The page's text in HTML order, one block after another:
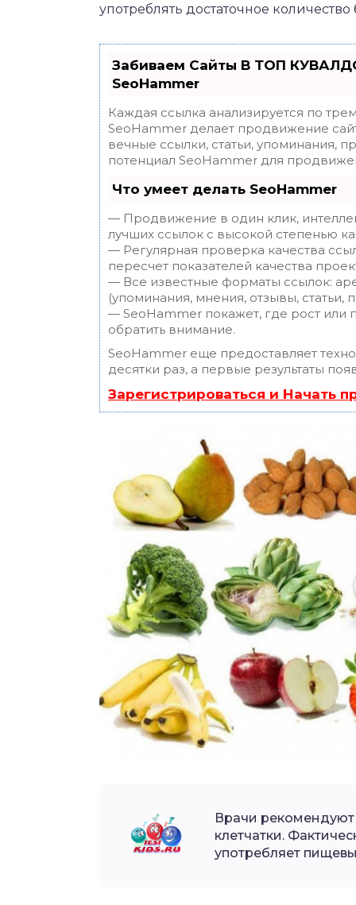
употреблять достаточное
Забиваем Сайты В ТОП
SeoHammer
Каждая ссылка анализируется по
SeoHammer делает продвижение
вечные ссылки, статьи, упоминания,
потенциал SeoHammer для
Что умеет делать SeoHammer
— Продвижение в один клик,
лучших ссылок с высокой степенью
— Регулярная проверка качества
пересчет показателей качества
— Все известные форматы ссылок:
(упоминания, мнения, отзывы, статьи,
— SeoHammer покажет, где рост или
обратить внимание.
SeoHammer еще предоставляет
десятки раз, а первые результаты
Зарегистрироваться и Начать
Врачи
клетчатки.
употребляет